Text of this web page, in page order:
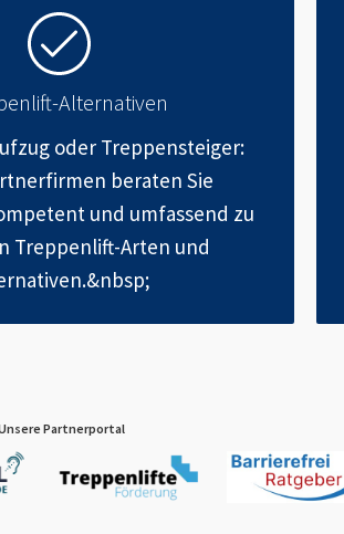
Alternativen
oder Treppensteiger:
beraten Sie
und umfassend zu
Treppenlift-Arten und
Partnerportal